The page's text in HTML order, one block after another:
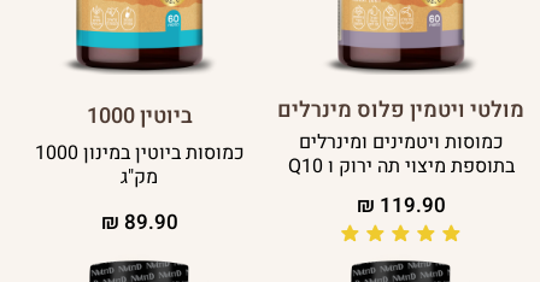
מולטי ויטמין פלוס מינרלים
כמוסות ויטמינים ומינרלים
בתוספת מיצוי תה ירוק ו Q10
119.90
₪
ביוטין 1000
כמוסות ביוטין במינון 1000
מק"ג
89.90
₪